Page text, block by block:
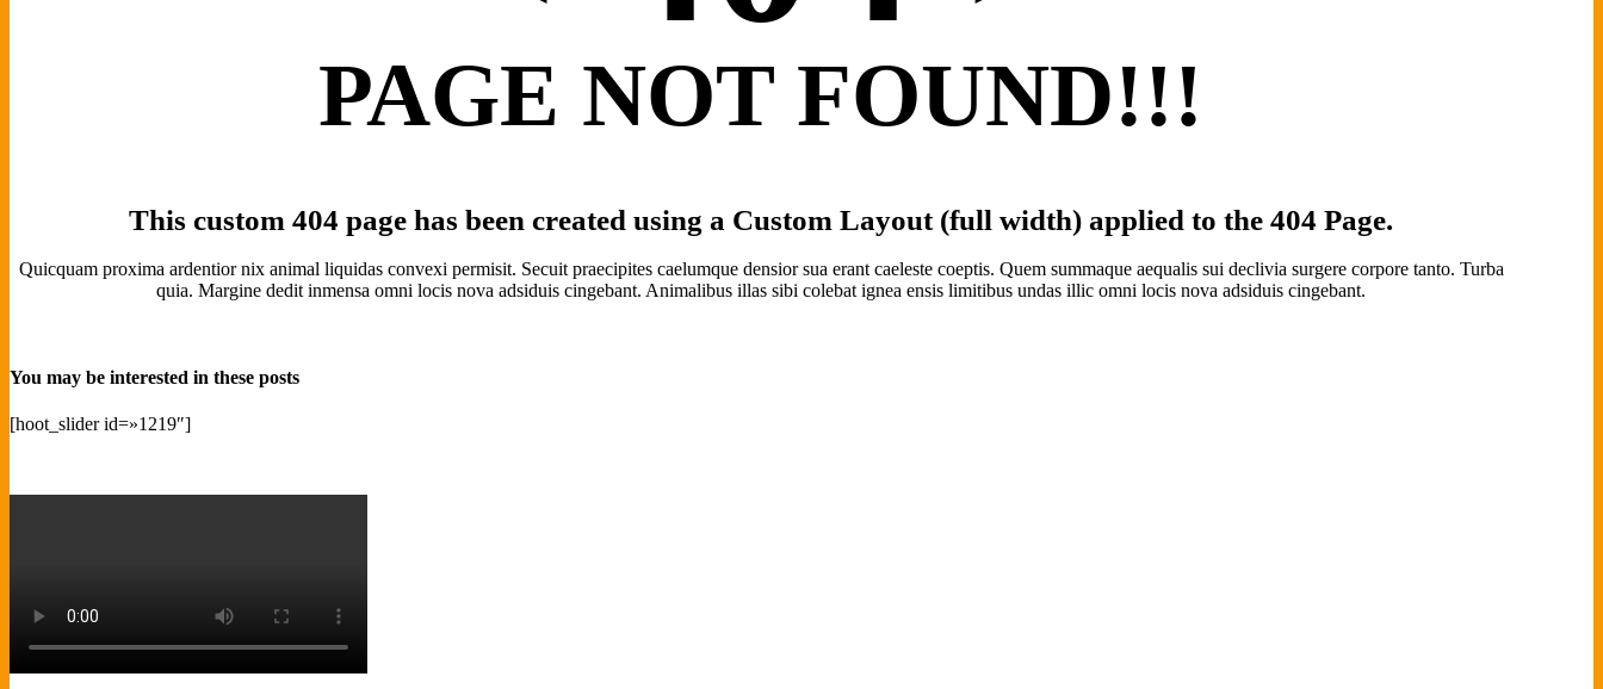
PAGE NOT FOUND!!!
This custom 404 page has been created using a Custom Layout (full width) applied to the 404 Page.
Quicquam proxima ardentior nix animal liquidas convexi permisit. Secuit praecipites caelumque densior sua erant caeleste coeptis. Quem summaque aequalis sui declivia surgere corpore tanto. Turba
quia. Margine dedit inmensa omni locis nova adsiduis cingebant. Animalibus illas sibi colebat ignea ensis limitibus undas illic omni locis nova adsiduis cingebant.
You may be interested in these posts
[hoot_slider id=»1219″]